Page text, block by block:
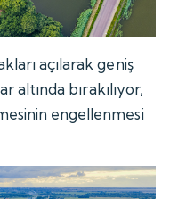
açılarak geniş
altında bırakılıyor,
engellenmesi